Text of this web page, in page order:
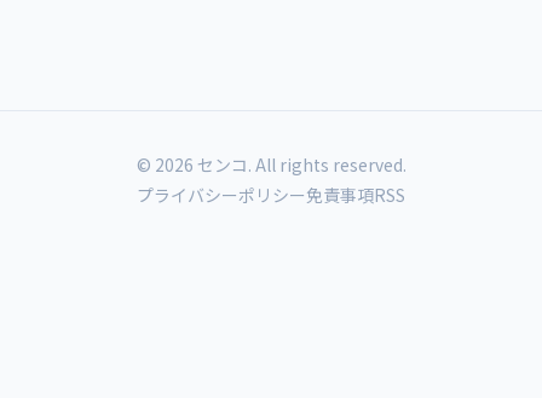
© 2026 センコ. All rights reserved.
プライバシーポリシー免責事項RSS